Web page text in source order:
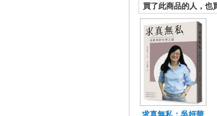
買了此商品的人，也
求真無私：吳妍華